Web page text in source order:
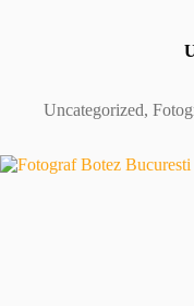
Uncategorized,